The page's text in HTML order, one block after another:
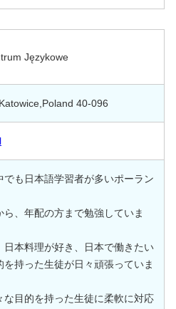
Językowe
40-096
でも日本語学習者が多いポーラン
ら、年配の方まで勉強していま
日本料理が好き、日本で働きたい
を持った生徒が日々頑張っていま
な目的を持った生徒に柔軟に対応